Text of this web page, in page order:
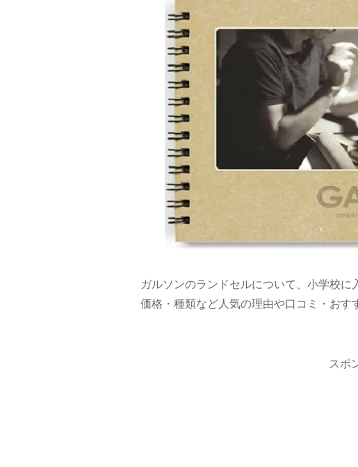
ガルソンのランドセルについて、小学校に
価格・種類など人気の理由や口コミ・おす
スポ